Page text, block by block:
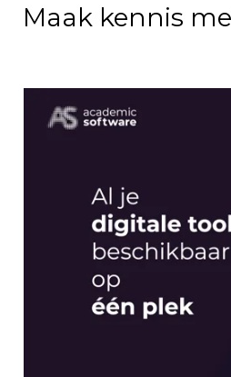
Maak kennis